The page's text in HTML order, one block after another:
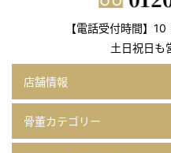
【電話受付時間】
土日祝日も
店舗情報
骨董カテゴリー